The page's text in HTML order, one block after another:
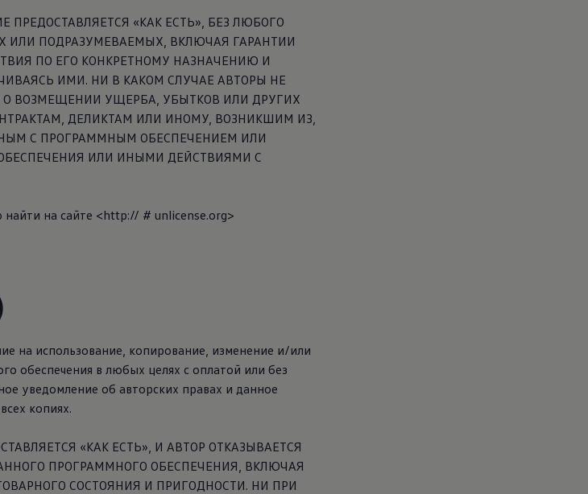
«КАК ЕСТЬ», БЕЗ ЛЮБОГО
ИЛИ ПОДРАЗУМЕВАЕМЫХ, ВКЛЮЧАЯ ГАРАНТИИ
ПО ЕГО КОНКРЕТНОМУ НАЗНАЧЕНИЮ И
ИМИ. НИ В КАКОМ СЛУЧАЕ АВТОРЫ НЕ
О ВОЗМЕЩЕНИИ УЩЕРБА, УБЫТКОВ ИЛИ ДРУГИХ
ДЕЛИКТАМ ИЛИ ИНОМУ, ВОЗНИКШИМ ИЗ,
С ПРОГРАММНЫМ ОБЕСПЕЧЕНИЕМ ИЛИ
ИЛИ ИНЫМИ ДЕЙСТВИЯМИ С
на сайте <http:// # unlicense.org>
на использование, копирование, изменение и/или
обеспечения в любых целях с оплатой или без
уведомление об авторских правах и данное
копиях.
«КАК ЕСТЬ», И АВТОР ОТКАЗЫВАЕТСЯ
ПРОГРАММНОГО ОБЕСПЕЧЕНИЯ, ВКЛЮЧАЯ
СОСТОЯНИЯ И ПРИГОДНОСТИ. НИ ПРИ